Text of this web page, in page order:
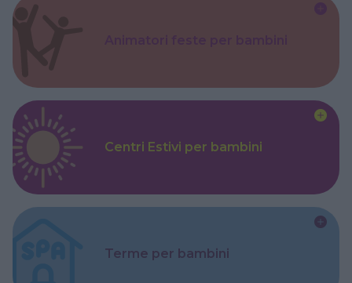
Centri Estivi per bambini
Terme per bambini